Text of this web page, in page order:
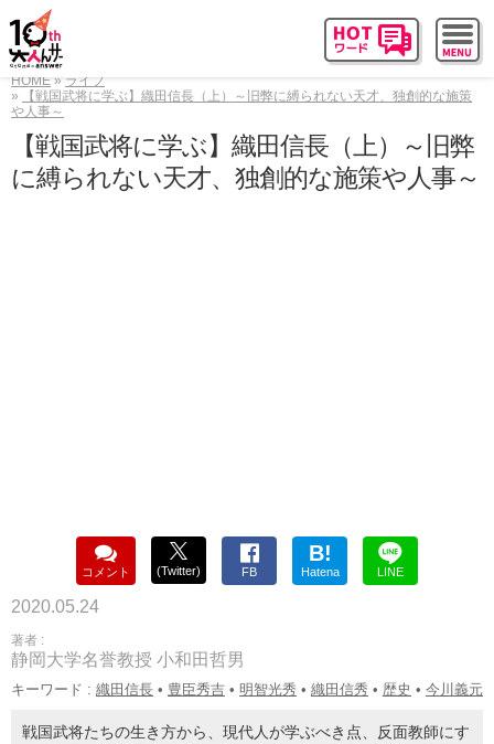
HOME
ライフ
【戦国武将に学ぶ】織田信長（上）～旧弊に縛られない天才、独創的な施策
や人事～
【戦国武将に学ぶ】織田信長（上）～旧弊
に縛られない天才、独創的な施策や人事～
コメント (Twitter) FB
B!
Hatena LINE
2020.05.24
著者 :
静岡大学名誉教授 小和田哲男
キーワード : 織田信長 • 豊臣秀吉 • 明智光秀 • 織田信秀 • 歴史 • 今川義元
戦国武将たちの生き方から、現代人が学ぶべき点、反面教師にす